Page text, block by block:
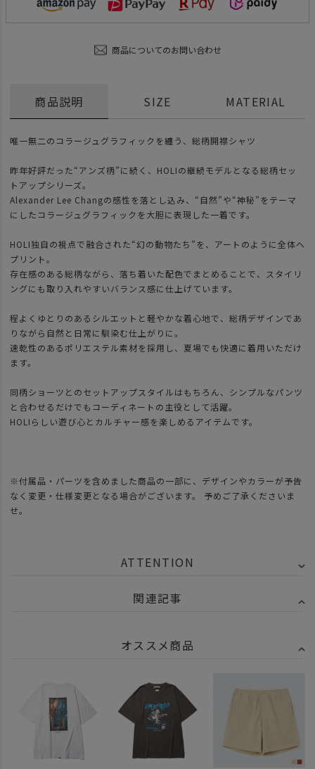
商品についてのお問い合わせ
商品説明
唯一無二のコラージュグラフィックを纏う、総柄開襟シャツ
昨年好評だった“アンズ柄”に続く、HOLIの継続モデルとなる総柄セッ
トアップシリーズ。
Alexander Lee Changの感性を落とし込み、“自然”や“神秘”をテーマ
にしたコラージュグラフィックを大胆に表現した一着です。
HOLI独自の視点で融合された“幻の動物たち”を、アートのように全体へ
プリント。
存在感のある総柄ながら、落ち着いた配色でまとめることで、スタイリ
ングにも取り入れやすいバランス感に仕上げています。
程よくゆとりのあるシルエットと軽やかな着心地で、総柄デザインであ
りながら自然と日常に馴染む仕上がりに。
速乾性のあるポリエステル素材を採用し、夏場でも快適に着用いただけ
ます。
同柄ショーツとのセットアップスタイルはもちろん、シンプルなパンツ
と合わせるだけでもコーディネートの主役として活躍。
HOLIらしい遊び心とカルチャー感を楽しめるアイテムです。
※付属品・パーツを含めました商品の一部に、デザインやカラーが予告
なく変更・仕様変更となる場合がございます。 予めご了承くださいま
せ。
SIZE MATERIAL
ATTENTION
関連記事
オススメ商品